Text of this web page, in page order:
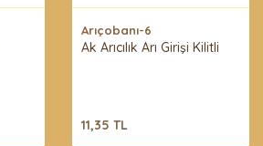
Arıçobanı-6
Ak Arıcılık Arı Girişi Kilitli
11,35 TL